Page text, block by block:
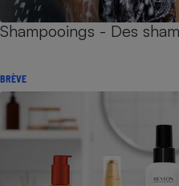
Shampooings - Des
BRÈVE